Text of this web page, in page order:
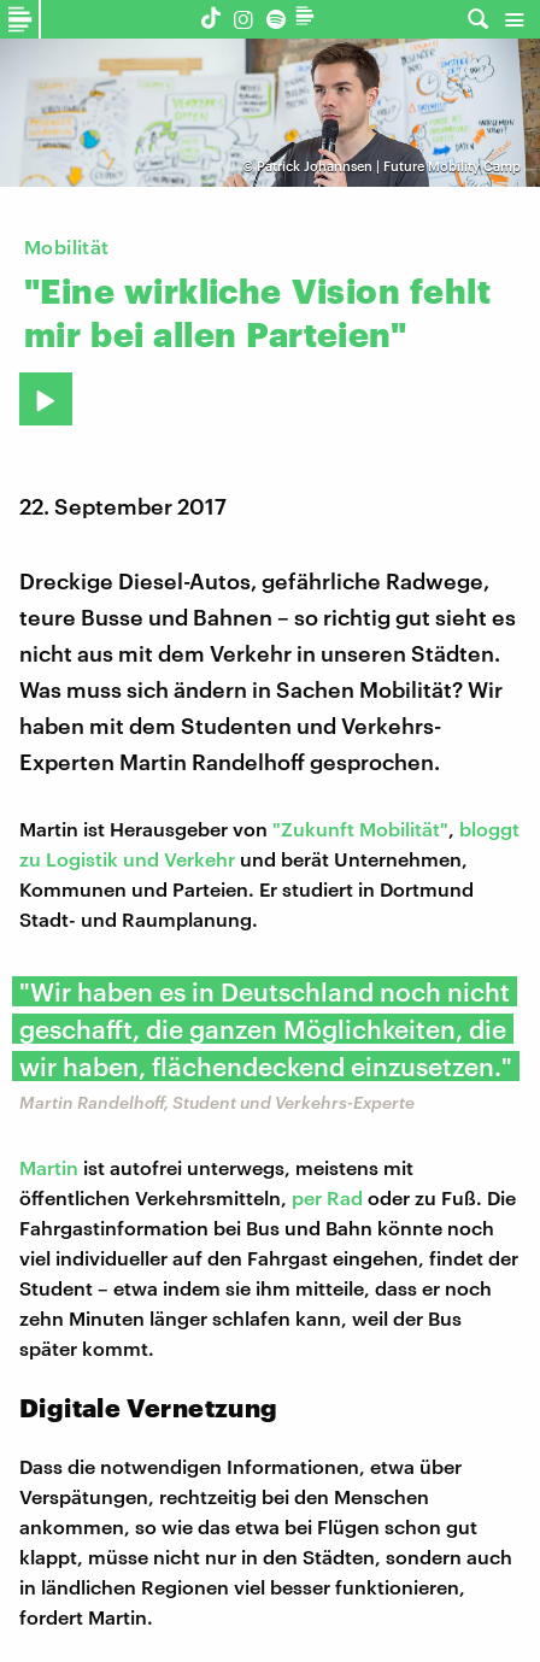
©Patrick Johannsen | Future Mobility Camp
Mobilität
"Eine wirkliche Vision fehlt
mir bei allen Parteien"
22. September 2017
Dreckige Diesel-Autos, gefährliche Radwege,
teure Busse und Bahnen – so richtig gut sieht es
nicht aus mit dem Verkehr in unseren Städten.
Was muss sich ändern in Sachen Mobilität? Wir
haben mit dem Studenten und Verkehrs-
Experten Martin Randelhoff gesprochen.
Martin ist Herausgeber von "Zukunft Mobilität" bloggt
zu Logistik und Verkehr und berät Unternehmen,
Kommunen und Parteien. Er studiert in Dortmund
Stadt- und Raumplanung.
"Wir haben es in Deutschland noch nicht
geschafft, die ganzen Möglichkeiten, die
wir haben, flächendeckend einzusetzen."
Martin Randelhoff, Student und Verkehrs-Experte
Martin ist autofrei unterwegs, meistens mit
öffentlichen Verkehrsmitteln, per Rad oder zu Fuß. Die
Fahrgastinformation bei Bus und Bahn könnte noch
viel individueller auf den Fahrgast eingehen, findet der
Student – etwa indem sie ihm mitteile, dass er noch
zehn Minuten länger schlafen kann, weil der Bus
später kommt.
Digitale Vernetzung
Dass die notwendigen Informationen, etwa über
Verspätungen, rechtzeitig bei den Menschen
ankommen, so wie das etwa bei Flügen schon gut
klappt, müsse nicht nur in den Städten, sondern auch
in ländlichen Regionen viel besser funktionieren,
fordert Martin.